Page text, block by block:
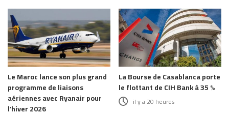
Le Maroc lance son plus grand
programme de liaisons
aériennes avec Ryanair pour
l’hiver 2026
La Bourse de Casablanca porte
le flottant de CIH Bank à 35 %
il y a 20 heures